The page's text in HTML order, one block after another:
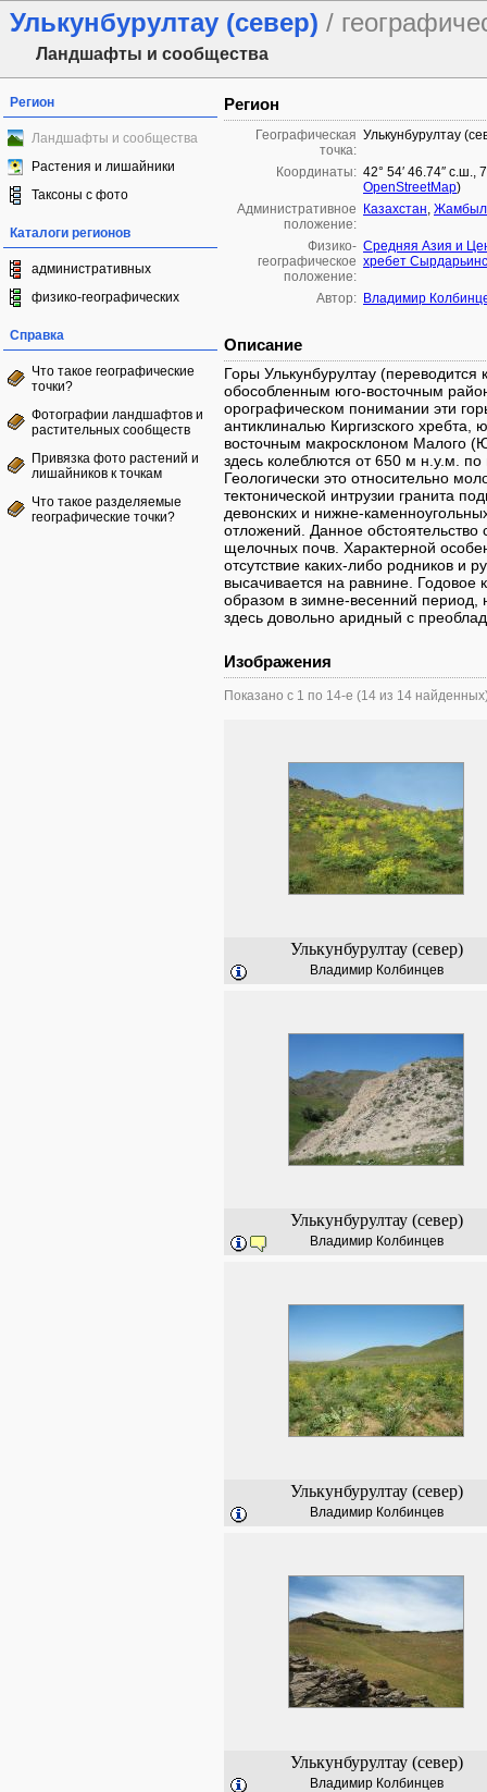
Улькунбурултау (север) /
Ландшафты и сообщества
Регион
Ландшафты и сообщества
Растения и лишайники
Таксоны с фото
Каталоги регионов
административных
физико-географических
Справка
Что такое географические
точки?
Фотографии ландшафтов и
растительных сообществ
Привязка фото растений и
лишайников к точкам
Что такое разделяемые
географические точки?
Регион
Географическая
точка:
Улькунбурултау
Координаты: 42° 54′ 46.74″ с.ш.,
OpenStreetMap)
Административное
положение:
Казахстан,
Физико-
географическое
положение:
Средняя Азия и
хребет
Автор: Владимир
Описание
Горы Улькунбурултау
обособленным юго-восточным
орографическом понимании эти
антиклиналью Киргизского
восточным макросклоном Малого
здесь колеблются от 650 м н.у.м.
Геологически это относительно
тектонической интрузии гранита
девонских и нижне-
отложений. Данное
щелочных почв. Характерной
отсутствие каких-либо родников и
высачивается на равнине.
образом в зимне-весенний период,
здесь довольно аридный с
Изображения
Показано с 1 по 14-е (14 из 14
Улькунбурултау (север)
Владимир Колбинцев
Улькунбурултау (север)
Владимир Колбинцев
Улькунбурултау (север)
Владимир Колбинцев
Улькунбурултау (север)
Владимир Колбинцев